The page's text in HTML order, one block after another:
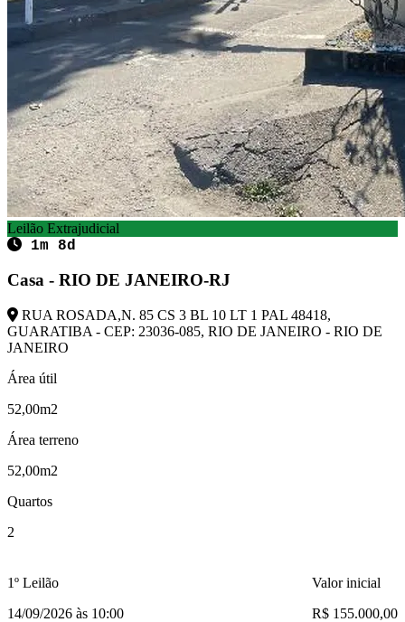
Leilão Extrajudicial
1m 8d
Casa - RIO DE JANEIRO-RJ
RUA ROSADA,N. 85 CS 3 BL 10 LT 1 PAL 48418,
GUARATIBA - CEP: 23036-085, RIO DE JANEIRO - RIO DE
JANEIRO
Área útil
52,00m2
Área terreno
52,00m2
Quartos
2
1º Leilão
14/09/2026 às 10:00
Valor inicial
R$ 155.000,00